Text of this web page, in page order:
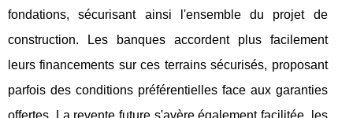
fondations, sécurisant ainsi l'ensemble du projet de
construction. Les banques accordent plus facilement
leurs financements sur ces terrains sécurisés, proposant
parfois des conditions préférentielles face aux garanties
offertes. La revente future s'avère également facilitée, les